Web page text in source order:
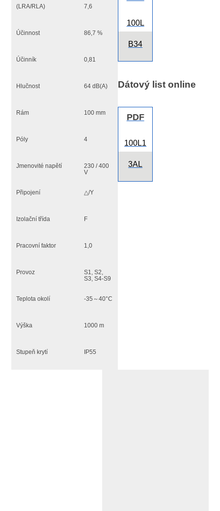
(LRA/RLA) 7,6
Účinnost 86,7 %
Účinník 0,81
Hlučnost 64 dB(A)
Rám 100 mm
Póly 4
Jmenovité napětí
230 / 400
V
Připojení △/Y
Izolační třída F
Pracovní faktor 1,0
Provoz
S1, S2,
S3, S4-S9
Teplota okolí -35～40°C
Výška 1000 m
Stupeň krytí IP55
100L
B34
Dátový list online
PDF
100L1
3AL